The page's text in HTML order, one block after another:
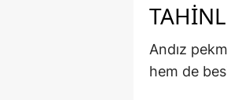
Andız
hem de